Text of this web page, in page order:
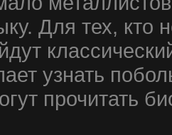
Для тех, кто
узнать
прочитать